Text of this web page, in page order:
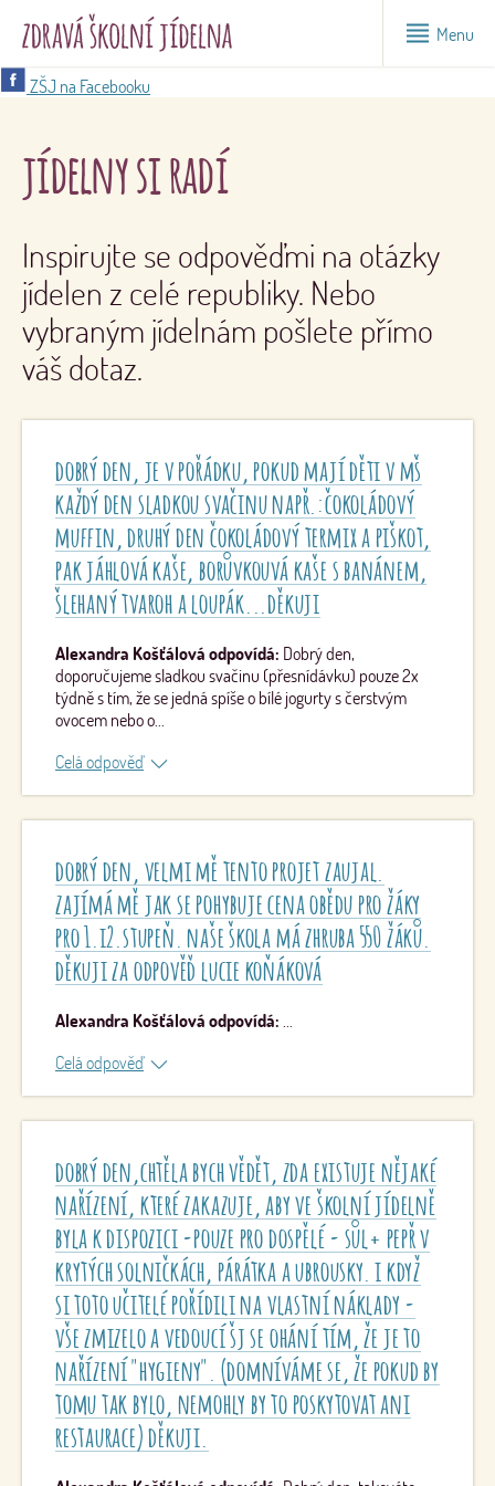
Menu
ZŠJ na Facebooku
jídelny si radí
Inspirujte se odpověďmi na otázky
jídelen z celé republiky. Nebo
vybraným jídelnám pošlete přímo
váš dotaz.
dobrý den, je v pořádku, pokud mají děti v mš
každý den sladkou svačinu např.:čokoládový
muffin, druhý den čokoládový termix a piškot,
pak jáhlová kaše, borůvkouvá kaše s banánem,
šlehaný tvaroh a loupák...děkuji
Alexandra Košťálová odpovídá: Dobrý den,
doporučujeme sladkou svačinu (přesnídávku) pouze 2x
týdně s tím, že se jedná spíše o bílé jogurty s čerstvým
ovocem nebo o...
doporučujeme sladkou svačinu (přesnídávku) pouze 2x
součástí ovoce či tvaroh, mák nebo ořechy. 2x měsíčně je
možnost zařadit sladký hlavní chod k obědu, v takovýto
den by již neměla být sladká svačina či přesnídávka.
odpověď
dobrý den, velmi mě tento projet zaujal.
zajímá mě jak se pohybuje cena obědu pro žáky
pro 1.i2.stupeň. naše škola má zhruba 550 žáků.
děkuji za odpověď lucie koňáková
Alexandra Košťálová odpovídá: ...
škola určuje sama, ale musí vycházet z rozmezí daného
regionu a sociálních podmínek v něm. Pokud se zdraží
cena potravin většinou se škola snaží zdražit stravné (což
je naprosto rozumné) např. o korunu, pokud ještě má dle
vyhlášky prostor. Cena daná vyhláškou je cena za
potraviny - tu hradí celou rodič či zákonný zástupce, režie
a platy jsou placeny zřizovatelem a státem. Cena oběda je
tedy dána 3 složkami.
odpověď
dobrý den,chtěla bych vědět, zda existuje nějaké
nařízení, které zakazuje, aby ve školní jídelně
byla k dispozici -pouze pro dospělé - sůl+ pepř v
krytých solničkách, párátka a ubrousky. i když
si toto učitelé pořídili na vlastní náklady -
vše zmizelo a vedoucí šj se ohání tím, že je to
nařízení "hygieny". (domníváme se, že pokud by
tomu tak bylo, nemohly by to poskytovat ani
restaurace) děkuji.